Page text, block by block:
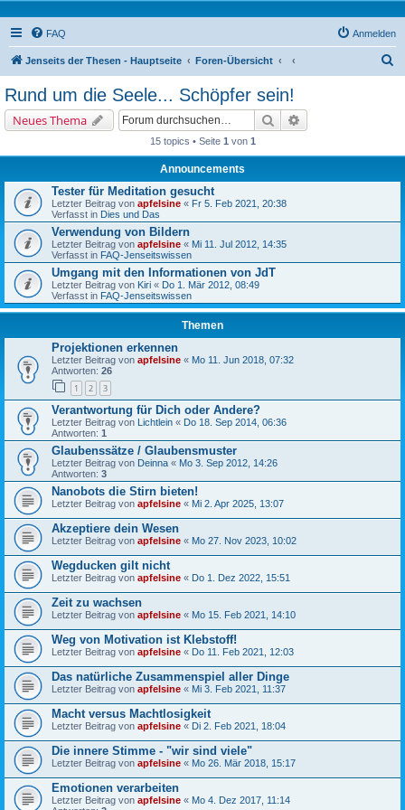
FAQ Anmelden
Jenseits der Thesen - Hauptseite Foren-Übersicht
Rund um die Seele... Schöpfer sein!
Neues Thema Suche
15 topics • Seite 1 von 1
Announcements
Tester für Meditation gesucht
Letzter Beitrag von apfelsine « Fr 5. Feb 2021, 20:38
Verfasst in Dies und Das
Verwendung von Bildern
Letzter Beitrag von apfelsine « Mi 11. Jul 2012, 14:35
Verfasst in FAQ-Jenseitswissen
Umgang mit den Informationen von JdT
Letzter Beitrag von Kiri « Do 1. Mär 2012, 08:49
Verfasst in FAQ-Jenseitswissen
Themen
Projektionen erkennen
Letzter Beitrag von apfelsine « Mo 11. Jun 2018, 07:32
Antworten: 26
1 2 3
Verantwortung für Dich oder Andere?
Letzter Beitrag von Lichtlein « Do 18. Sep 2014, 06:36
Antworten: 1
Glaubenssätze / Glaubensmuster
Letzter Beitrag von Deinna « Mo 3. Sep 2012, 14:26
Antworten: 3
Nanobots die Stirn bieten!
Letzter Beitrag von apfelsine « Mi 2. Apr 2025, 13:07
Akzeptiere dein Wesen
Letzter Beitrag von apfelsine « Mo 27. Nov 2023, 10:02
Wegducken gilt nicht
Letzter Beitrag von apfelsine « Do 1. Dez 2022, 15:51
Zeit zu wachsen
Letzter Beitrag von apfelsine « Mo 15. Feb 2021, 14:10
Weg von Motivation ist Klebstoff!
Letzter Beitrag von apfelsine « Do 11. Feb 2021, 12:03
Das natürliche Zusammenspiel aller Dinge
Letzter Beitrag von apfelsine « Mi 3. Feb 2021, 11:37
Macht versus Machtlosigkeit
Letzter Beitrag von apfelsine « Di 2. Feb 2021, 18:04
Die innere Stimme - "wir sind viele"
Letzter Beitrag von apfelsine « Mo 26. Mär 2018, 15:17
Emotionen verarbeiten
Letzter Beitrag von apfelsine « Mo 4. Dez 2017, 11:14